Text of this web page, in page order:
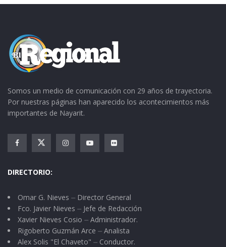
Somos un medio de comunicación con 29 años de trayectoria.
Por nuestras páginas han aparecido los acontecimientos más
importantes de Nayarit.
DIRECTORIO:
Omar G. Nieves ⏤ Director General
Fco. Javier Nieves ⏤ Jefe de Redacción
Xavier Nieves Cosio ⏤ Administrador.
Rigoberto Guzmán Arce ⏤ Analista
Alex Solis "El Chaveto" ⏤ Conductor.